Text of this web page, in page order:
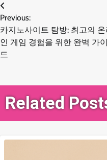
글
탐
Previous:
카지노사이트 탐방: 최고의
인 게임 경험을 위한 완벽 가이
드
Related